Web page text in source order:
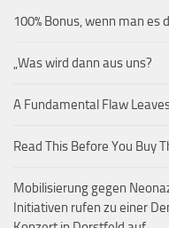
100% Bonus, wenn man
„Was wird dann aus uns?
A Fundamental Flaw
Read This Before You Buy
Mobilisierung gegen
Initiativen rufen zu einer